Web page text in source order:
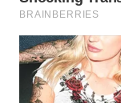
WN
SIMALUNGUN
WN